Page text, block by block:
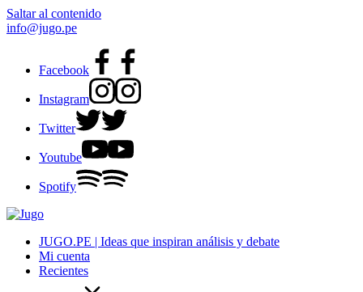
Saltar al contenido
info@jugo.pe
Facebook
Instagram
Twitter
Youtube
Spotify
JUGO.PE | Ideas que inspiran análisis y debate
Mi cuenta
Recientes